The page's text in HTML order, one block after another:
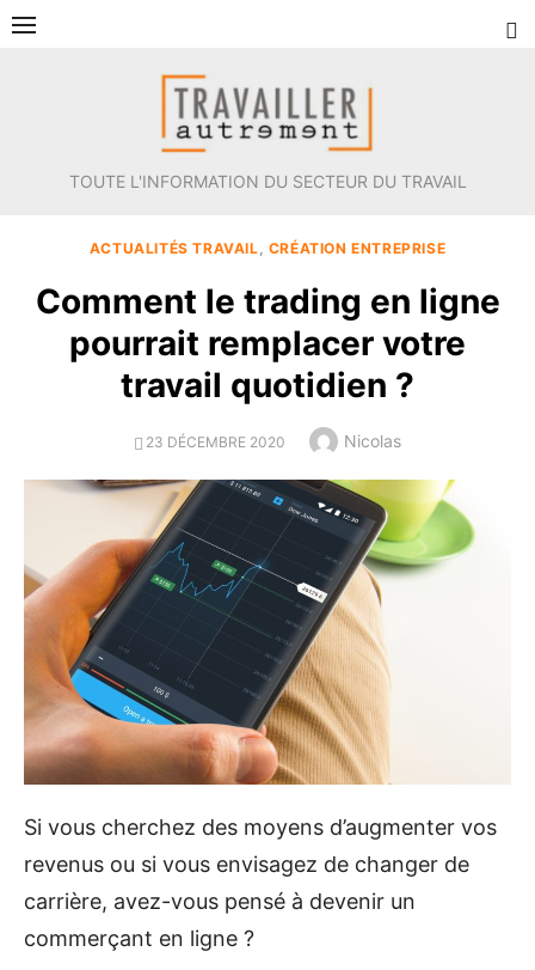
Aller
TOUTE L'INFORMATION DU SECTEUR DU TRAVAIL
ACTUALITÉS TRAVAIL CRÉATION ENTREPRISE
Comment le trading en ligne
pourrait remplacer votre
travail quotidien ?
POSTED
23 DÉCEMBRE 2020 Author
Nicolas
Si vous cherchez des moyens d’augmenter vos
revenus ou si vous envisagez de changer de
carrière, avez-vous pensé à devenir un
commerçant en ligne ?